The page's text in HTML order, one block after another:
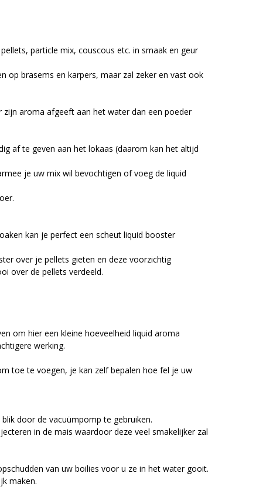
particle mix, couscous etc. in smaak en geur
op brasems en karpers, maar zal zeker en vast ook
aroma afgeeft aan het water dan een poeder
af te geven aan het lokaas (daarom kan het altijd
je uw mix wil bevochtigen of voeg de liquid
kan je perfect een scheut liquid booster
over je pellets gieten en deze voorzichtig
over de pellets verdeeld.
om hier een kleine hoeveelheid liquid aroma
werking.
toe te voegen, je kan zelf bepalen hoe fel je uw
door de vacuümpomp te gebruiken.
in de mais waardoor deze veel smakelijker zal
van uw boilies voor u ze in het water gooit.
maken.